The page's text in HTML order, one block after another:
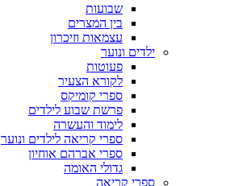
שבועות
בין המצרים
עצמאות וזיכרון
ילדים ונוער
פעוטות
לקורא הצעיר
ספרי קומיקס
פרשת שבוע לילדים
לימוד והעשרה
ספרי קריאה לילדים ונוער
ספרי אברהם אוחיון
גדולי האומה
ספרי קריאה